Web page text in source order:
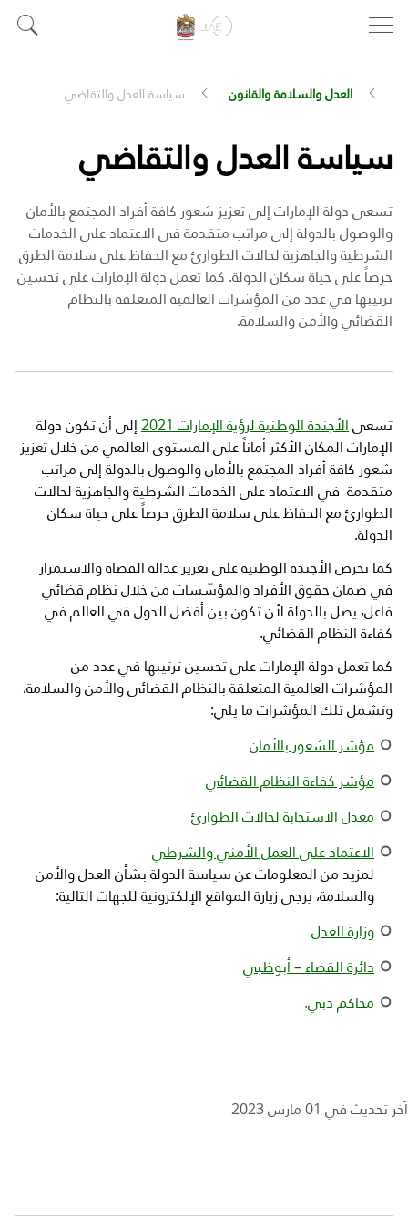
العدل والسلامة والقانون سياسة العدل والتقاضي
سياسة العدل والتقاضي
تسعى دولة الإمارات إلى تعزيز شعور كافة أفراد المجتمع بالأمان
والوصول بالدولة إلى مراتب متقدمة في الاعتماد على الخدمات
الشرطية والجاهزية لحالات الطوارئ مع الحفاظ على سلامة الطرق
حرصاً على حياة سكان الدولة. كما تعمل دولة الإمارات على تحسين
ترتيبها في عدد من المؤشرات العالمية المتعلقة بالنظام
القضائي والأمن والسلامة.
تسعى الأجندة الوطنية لرؤية الإمارات 2021
إلى أن تكون دولة
الإمارات المكان الأكثر أماناً على المستوى العالمي من خلال تعزيز
شعور كافة أفراد المجتمع بالأمان والوصول بالدولة إلى مراتب
متقدمة في الاعتماد على الخدمات الشرطية والجاهزية لحالات
الطوارئ مع الحفاظ على سلامة الطرق حرصاً على حياة سكان
الدولة.
كما تحرص الأجندة الوطنية على تعزيز عدالة القضاة والاستمرار
في ضمان حقوق الأفراد والمؤسّسات من خلال نظام قضائي
فاعل، يصل بالدولة لأن تكون بين أفضل الدول في العالم في
كفاءة النظام القضائي.
كما تعمل دولة الإمارات على تحسين ترتيبها في عدد من
المؤشرات العالمية المتعلقة بالنظام القضائي والأمن والسلامة،
وتشمل تلك المؤشرات ما يلي:
مؤشر الشعور بالأمان
مؤشر كفاءة النظام القضائي
معدل الاستجابة لحالات الطوارئ
الاعتماد على العمل الأمني والشرطي
لمزيد من المعلومات عن سياسة الدولة بشأن العدل والأمن
والسلامة، يرجى زيارة المواقع الإلكترونية للجهات التالية:
وزارة العدل
دائرة القضاء – أبوظبي
محاكم دبي.
آخر تحديث في 01 مارس 2023